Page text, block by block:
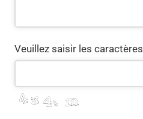
Email *
Veuillez saisir les caractères